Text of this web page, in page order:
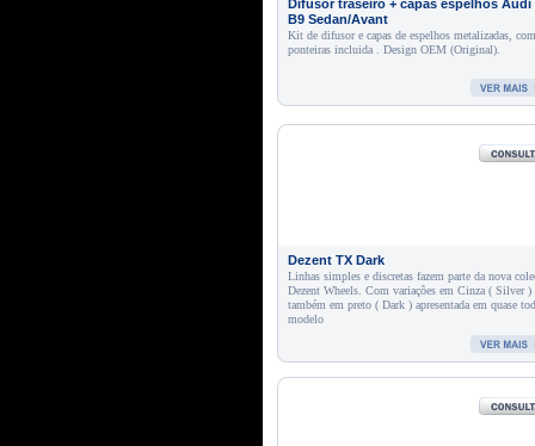
Difusor traseiro + capas espelhos Audi
B9 Sedan/Avant
Kit de difusor e capas de espelhos metalizadas, com
ponteiras incluida . Design OEM (Original).
Dezent TX Dark
Linhas simples e discretas fazem parte da nova
Dezent Wheels. Com variações em Cinza ( Silver )
também em preto ( Dark ) apresentada em quase
modelo